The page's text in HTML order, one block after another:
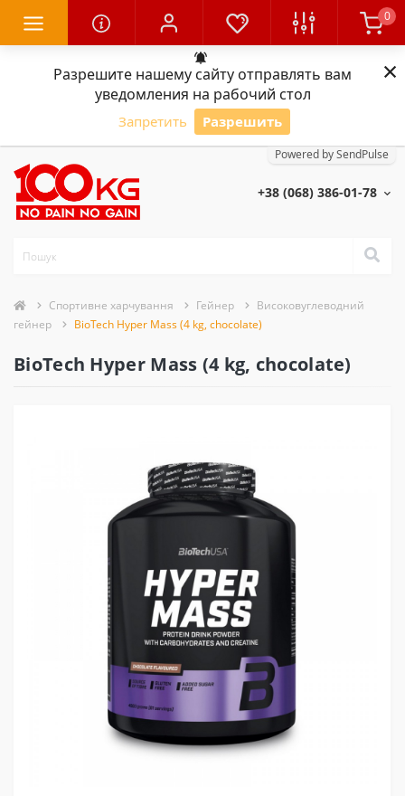
Разрешите нашему сайту отправлять вам
уведомления на рабочий стол
Запретить Разрешить
Powered by SendPulse
×
0
+38 (068) 386-01-78
Спортивне харчування Гейнер
Високовуглеводний
гейнер
BioTech Hyper Mass (4 kg, chocolate)
BioTech Hyper Mass (4 kg, chocolate)